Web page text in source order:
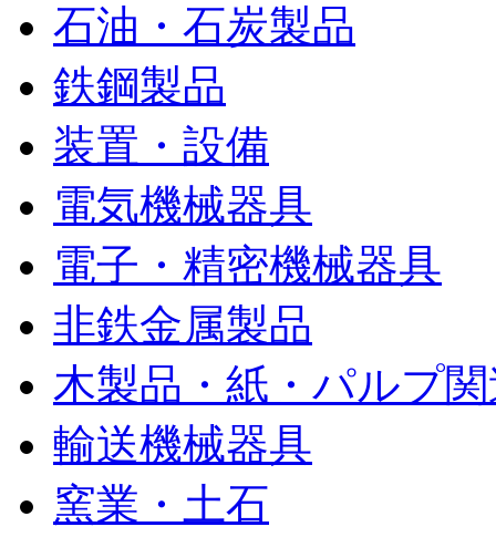
石油・石炭製品
鉄鋼製品
装置・設備
電気機械器具
電子・精密機械器具
非鉄金属製品
木製品・紙・パルプ
輸送機械器具
窯業・土石